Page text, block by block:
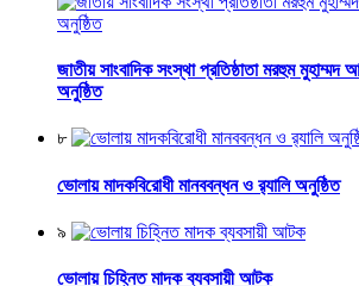
জাতীয় সাংবাদিক সংস্থা প্রতিষ্ঠাতা মরহুম
অনুষ্ঠিত
৮
ভোলায় মাদকবিরোধী মানববন্ধন ও র‌্যালি অনুষ্ঠিত
৯
ভোলায় চিহ্নিত মাদক ব্যবসায়ী আটক